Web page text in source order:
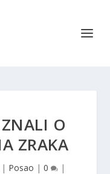
O
ZRAKA
| Posao | 0 |